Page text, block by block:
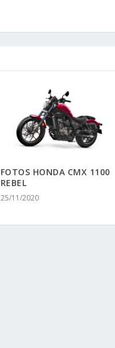
FOTOS HONDA CMX 1100
REBEL
25/11/2020